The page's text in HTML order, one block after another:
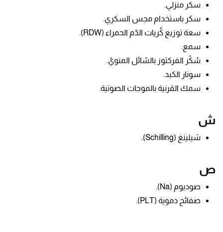
سكر منزلي.
سكر باستخدام مجس السكري.
سعة توزيع كُريات الدّم الحمراء (RDW).
سمع.
سُكّر الفركتوز بالسّائل المنويّ.
سونار الكبد.
سمك القرنية بالموجات الصوتية.
ش
شيلينغ (Schilling).
ص
صوديوم (Na).
صفائح دموية (PLT).